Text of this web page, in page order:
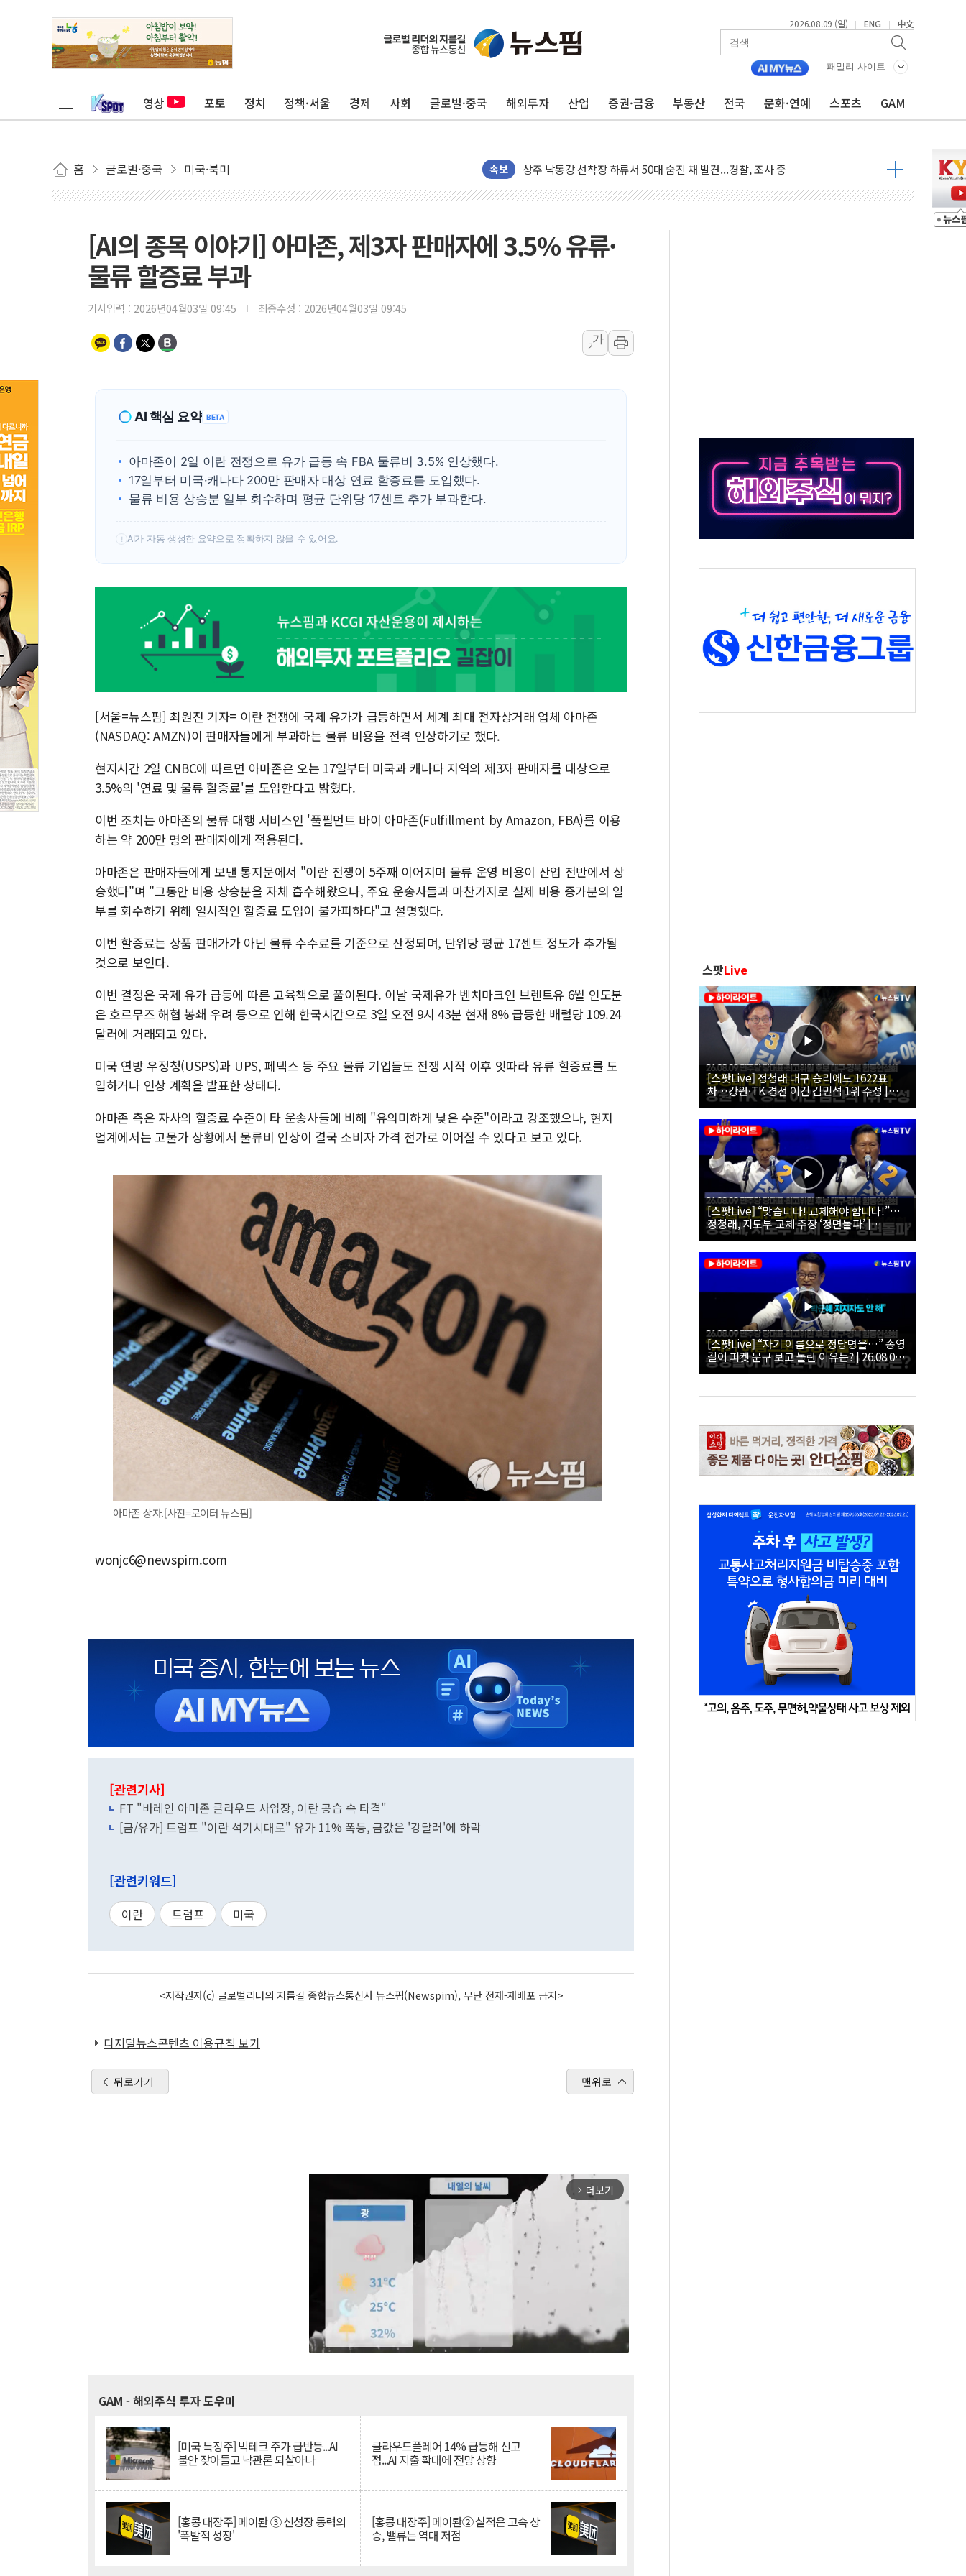
2026.08.09 (일) | ENG | 中文
패밀리 사이트
영상 포토 정치 정책·서울 경제 사회 글로벌·중국 해외투자 산업 증권·금융 부동산 전국 문화·연예 스포츠 GAM
홈 글로벌·중국 미국·북미 속보
평택 진위면 공장서 질식사고 발생…작업자 1명 숨져
상주 낙동강 선착장 하류서 50대 숨진 채 발견...경찰, 조사 중
[종합] 김민석, 정청래에 누적 1.48%p 차 선두 유지...金 46.01% vs 鄭 44.53%
인천서 말다툼 중 어머니 살해 10대 구속…범행 후 반려견도 죽여
김민석, 강원·대구·경북 경선서 정청래에 승리…金 48.54% vs 鄭 44.40%
[속보] 민주, 강원 경선 결과 발표...김민석 50.30% 정청래 41.94% 송영길 7.76%
정재헌 CEO, SKT 장기고객 400명 맞이…"마음 잇는 시간 되길"
홈플러스發 대형마트 판매, 역대 최대폭 감소한 9.4%↓…유통업계 양극화 심화
윤준병·이해민 의원, '정부 특사'로 콜롬비아 대통령 취임식 참석
'호우·산사태 주의보' 울진 시간당 30mm 강한 비...호우 피해 없어
여야, 황희 '버스 하우스' 공방…野 "청년 우롱 기괴" vs 與 "송구한 해프닝"
[AI의 종목 이야기] 아마존, 제3자 판매자에 3.5% 유류·
물류 할증료 부과
기사입력 : 2026년04월03일 09:45 최종수정 : 2026년04월03일 09:45
가
가
AI 핵심 요약 BETA
아마존이 2일 이란 전쟁으로 유가 급등 속 FBA 물류비 3.5% 인상했다.
17일부터 미국·캐나다 200만 판매자 대상 연료 할증료를 도입했다.
물류 비용 상승분 일부 회수하며 평균 단위당 17센트 추가 부과한다.
! AI가 자동 생성한 요약으로 정확하지 않을 수 있어요.
[서울=뉴스핌] 최원진 기자= 이란 전쟁에 국제 유가가 급등하면서 세계 최대 전자상거래 업체 아마존
(NASDAQ: AMZN)이 판매자들에게 부과하는 물류 비용을 전격 인상하기로 했다.
현지시간 2일 CNBC에 따르면 아마존은 오는 17일부터 미국과 캐나다 지역의 제3자 판매자를 대상으로
3.5%의 '연료 및 물류 할증료'를 도입한다고 밝혔다.
이번 조치는 아마존의 물류 대행 서비스인 '풀필먼트 바이 아마존(Fulfillment by Amazon, FBA)를 이용
하는 약 200만 명의 판매자에게 적용된다.
아마존은 판매자들에게 보낸 통지문에서 "이란 전쟁이 5주째 이어지며 물류 운영 비용이 산업 전반에서 상
승했다"며 "그동안 비용 상승분을 자체 흡수해왔으나, 주요 운송사들과 마찬가지로 실제 비용 증가분의 일
부를 회수하기 위해 일시적인 할증료 도입이 불가피하다"고 설명했다.
이번 할증료는 상품 판매가가 아닌 물류 수수료를 기준으로 산정되며, 단위당 평균 17센트 정도가 추가될
것으로 보인다.
이번 결정은 국제 유가 급등에 따른 고육책으로 풀이된다. 이날 국제유가 벤치마크인 브렌트유 6월 인도분
은 호르무즈 해협 봉쇄 우려 등으로 인해 한국시간으로 3일 오전 9시 43분 현재 8% 급등한 배럴당 109.24
달러에 거래되고 있다.
미국 연방 우정청(USPS)과 UPS, 페덱스 등 주요 물류 기업들도 전쟁 시작 이후 잇따라 유류 할증료를 도
입하거나 인상 계획을 발표한 상태다.
아마존 측은 자사의 할증료 수준이 타 운송사들에 비해 "유의미하게 낮은 수준"이라고 강조했으나, 현지
업계에서는 고물가 상황에서 물류비 인상이 결국 소비자 가격 전가로 이어질 수 있다고 보고 있다.
아마존 상자.[사진=로이터 뉴스핌]
wonjc6@newspim.com
[관련기사]
FT "바레인 아마존 클라우드 사업장, 이란 공습 속 타격"
[금/유가] 트럼프 "이란 석기시대로" 유가 11% 폭등, 금값은 '강달러'에 하락
[관련키워드]
이란 트럼프 미국
<저작권자(c) 글로벌리더의 지름길 종합뉴스통신사 뉴스핌(Newspim), 무단 전재-재배포 금지>
디지털뉴스콘텐츠 이용규칙 보기
뒤로가기 맨위로
arrow_forward_ios 더보기
GAM - 해외주식 투자 도우미
[미국 특징주] 빅테크 주가 급반등...AI
불안 잦아들고 낙관론 되살아나
클라우드플레어 14% 급등해 신고
점...AI 지출 확대에 전망 상향
[홍콩 대장주] 메이퇀 ③ 신성장 동력의
'폭발적 성장'
[홍콩 대장주] 메이퇀② 실적은 고속 상
승, 밸류는 역대 저점
스팟Live
[스팟Live] 정청래 대구 승리에도 1622표
차…강원·TK 경선 이긴 김민석 1위 수성 |
26.08.09 더불어민주당 당대표·최고위원 후
보 대구·경북 합동연설회
[스팟Live] “맞습니다! 교체해야 합니다!”…
정청래, 지도부 교체 주장 ‘정면돌파’ |
26.08.09 더불어민주당 당대표·최고위원 후
보 대구·경북 합동연설회
[스팟Live] “자기 이름으로 정당명을…” 송영
길이 피켓 문구 보고 놀란 이유는? | 26.08.09
더불어민주당 당대표·최고위원 후보 대구·경